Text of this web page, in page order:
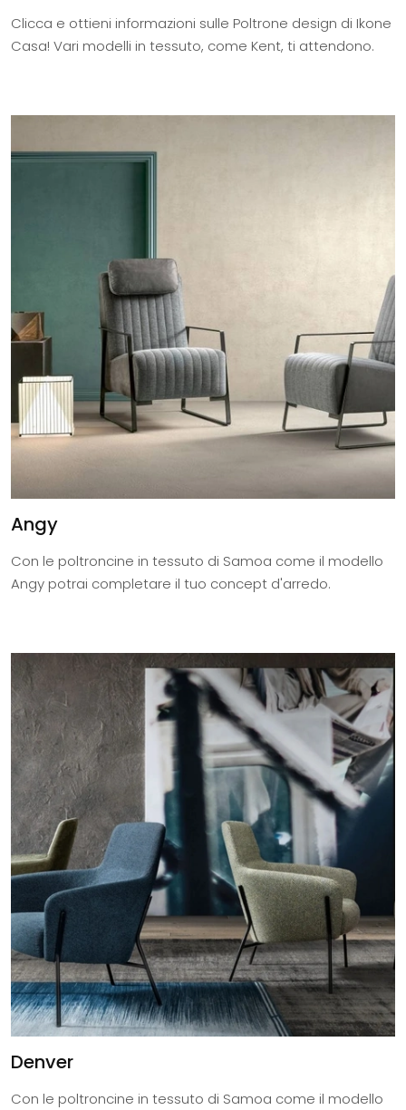
Clicca e ottieni informazioni sulle Poltrone design di Ikone
Casa! Vari modelli in tessuto, come Kent, ti attendono.
Angy
Con le poltroncine in tessuto di Samoa come il modello
Angy potrai completare il tuo concept d'arredo.
Denver
Con le poltroncine in tessuto di Samoa come il modello